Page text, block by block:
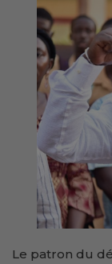
Le patron du